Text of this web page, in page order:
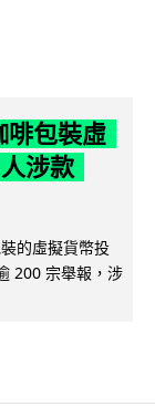
啡包裝虛
涉款
的虛擬貨幣投
200 宗舉報，涉